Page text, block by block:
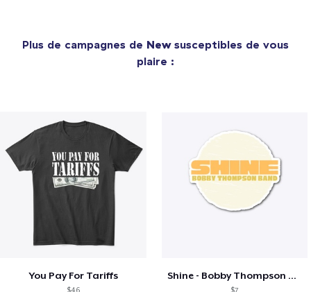
Plus de campagnes de Newsusceptibles de vous
plaire :
You Pay For Tariffs Shine - Bobby Thompson Band Merch